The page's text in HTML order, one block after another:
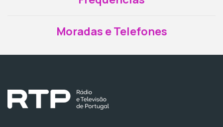
Moradas e Telefones